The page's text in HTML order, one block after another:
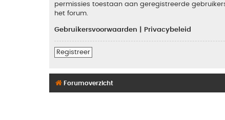
permissies toestaan aan geregistreerde
het forum.
Gebruikersvoorwaarden Privacybeleid
Registreer
Forumoverzicht